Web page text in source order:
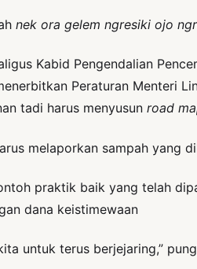
nek ora gelem ngresiki ojo
Kabid Pengendalian
Peraturan Menteri
tadi harus menyusun road
melaporkan sampah yang
praktik baik yang telah
dana keistimewaan
untuk terus berjejaring,”